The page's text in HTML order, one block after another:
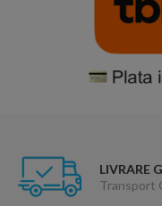
LIVRARE
Transport